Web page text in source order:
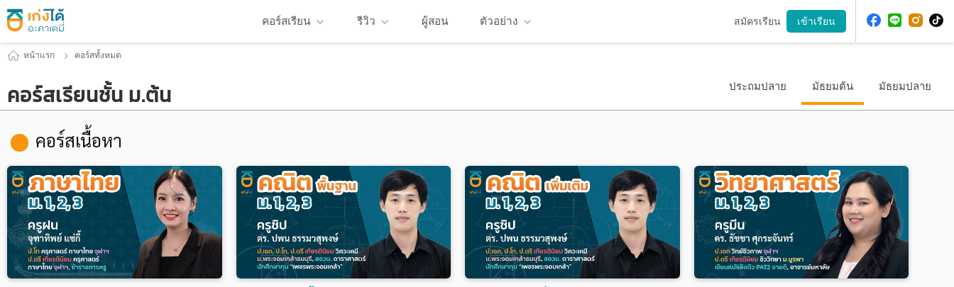
คอร์สเรียน รีวิว ผู้สอน ตัวอย่าง สมัครเรียน เข้าเรียน
หน้าแรก คอร์สทั้งหมด
คอร์สเรียนชั้น ม.ต้น ประถมปลาย มัธยมต้น มัธยมปลาย
คอร์สเนื้อหา